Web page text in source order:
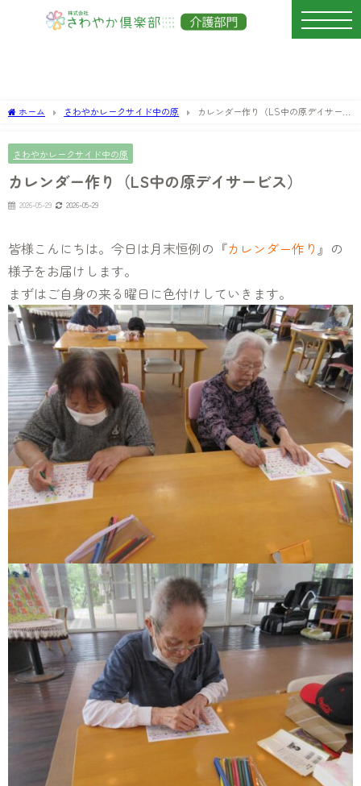
ホーム さわやかレークサイド中の原
カレンダー作り（LS中の原デイサービ
さわやかレークサイド中の原
カレンダー作り（LS中の原デイサービス）
2026-05-29 2026-05-29
皆様こんにちは。今日は月末恒例の『カレンダー作り』の
様子をお届けします。
まずはご自身の来る曜日に色付けしていきます。